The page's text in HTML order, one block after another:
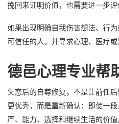
挽回来证明价值，也需要进一步评
如果出现明确自我伤害想法、行
可信任的人，并寻求心理、医疗或
德邑心理专业帮
失恋后的自尊修复，不是让前任
更优秀，而是重新确认：即使一
严、能力、选择和继续生活的价值